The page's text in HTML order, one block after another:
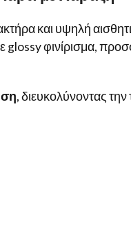
και υψηλή
φινίρισμα,
, διευκολύνοντας